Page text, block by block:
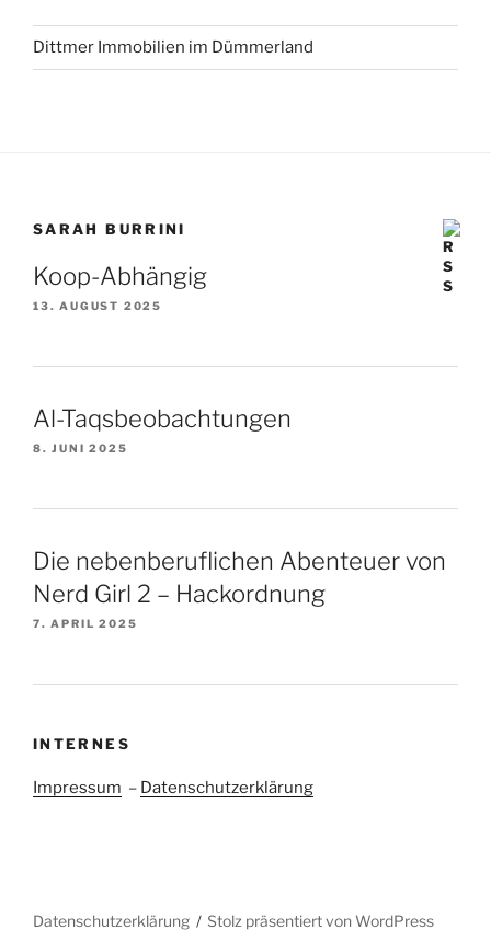
Dittmer Immobilien im Dümmerland
SARAH BURRINI
Koop-Abhängig
13. AUGUST 2025
Al-Taqsbeobachtungen
8. JUNI 2025
Die nebenberuflichen Abenteuer von
Nerd Girl 2 – Hackordnung
7. APRIL 2025
INTERNES
Impressum – Datenschutzerklärung
Datenschutzerklärung Stolz präsentiert von WordPress